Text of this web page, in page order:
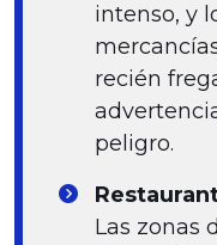
intenso, y
recién
peligro.
Las zonas